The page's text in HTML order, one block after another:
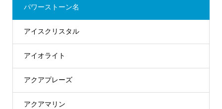
パワーストーン名
アイスクリスタル
アイオライト
アクアプレーズ
アクアマリン